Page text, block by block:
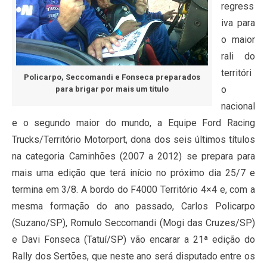
Policarpo, Seccomandi e Fonseca preparados
para brigar por mais um título
regress
iva para
o maior
rali do
territóri
o
nacional
e o segundo maior do mundo, a Equipe Ford Racing
Trucks/Território Motorport, dona dos seis últimos títulos
na categoria Caminhões (2007 a 2012) se prepara para
mais uma edição que terá início no próximo dia 25/7 e
termina em 3/8. A bordo do F4000 Território 4×4 e, com a
mesma formação do ano passado, Carlos Policarpo
(Suzano/SP), Romulo Seccomandi (Mogi das Cruzes/SP)
e Davi Fonseca (Tatuí/SP) vão encarar a 21ª edição do
Rally dos Sertões, que neste ano será disputado entre os